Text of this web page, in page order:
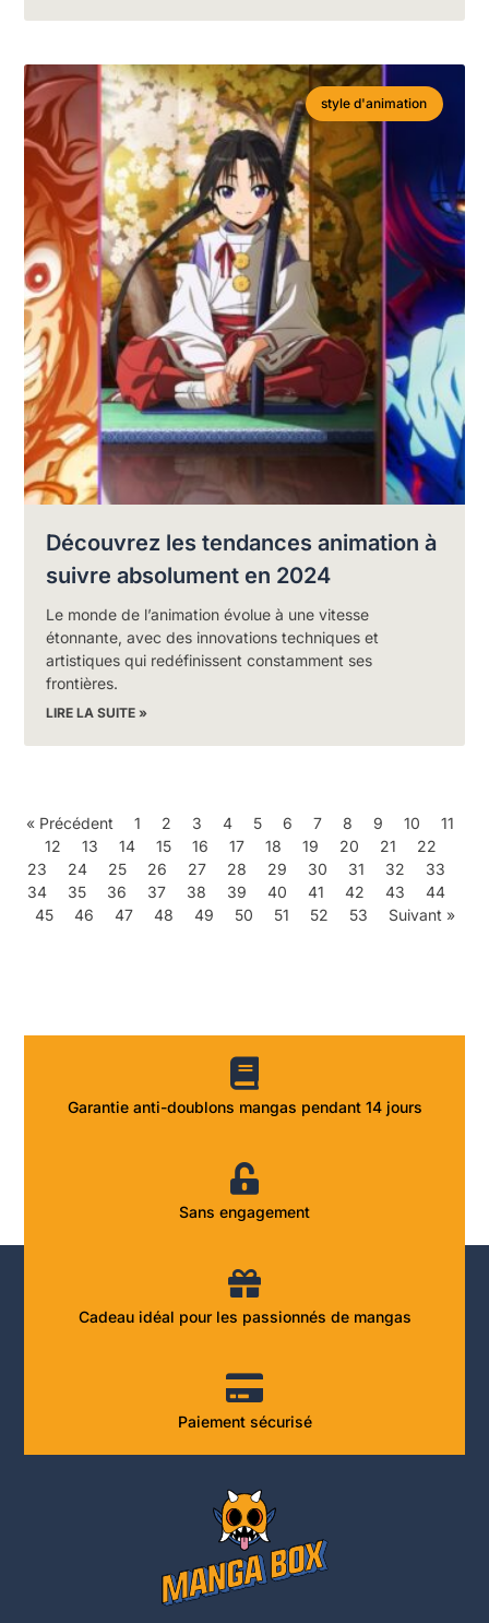
style d'animation
Découvrez les tendances animation à
suivre absolument en 2024
Le monde de l’animation évolue à une vitesse
étonnante, avec des innovations techniques et
artistiques qui redéfinissent constamment ses
frontières.
LIRE LA SUITE »
« Précédent 1 2 3 4 5 6 7 8 9 10
11
12
13 14 15 16 17 18 19 20 21
22
23
24 25 26 27 28 29 30 31 32
33
34
35 36 37 38 39 40 41 42 43
44
45
46 47 48 49 50 51 52 53 Suivant »
Garantie anti-doublons mangas pendant 14 jours
Sans engagement
Cadeau idéal pour les passionnés de mangas
Paiement sécurisé